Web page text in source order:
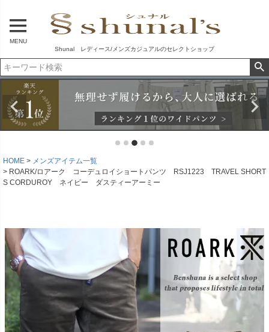
MENU
Shunal レディース/メンズカジュアルのセレクトショップ
HOME
メンズアイテム一覧
ROARK/ロアーク コーデュロイショートパンツ RSJ1223 TRAVEL SHORT
S CORDUROY ネイビー ダスティーアーミー